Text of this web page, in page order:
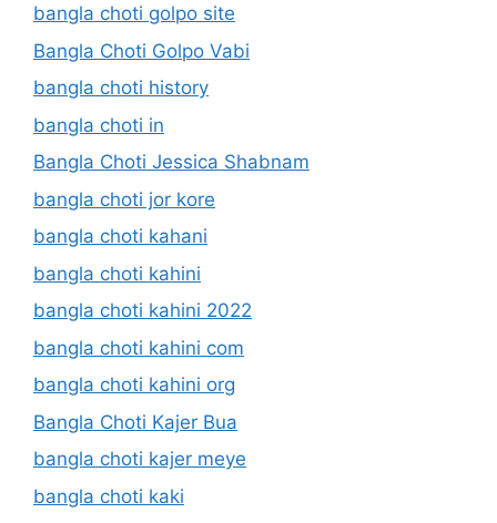
bangla choti golpo site
Bangla Choti Golpo Vabi
bangla choti history
bangla choti in
Bangla Choti Jessica Shabnam
bangla choti jor kore
bangla choti kahani
bangla choti kahini
bangla choti kahini 2022
bangla choti kahini com
bangla choti kahini org
Bangla Choti Kajer Bua
bangla choti kajer meye
bangla choti kaki